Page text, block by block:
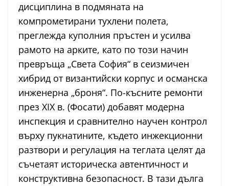
дисциплина в подмяната на
компрометирани тухлени полета,
преглежда куполния пръстен и усилва
рамото на арките, като по този начин
превръща „Света София“ в сеизмичен
хибрид от византийски корпус и османска
инженерна „броня“. По-късните ремонти
през XIX в. (Фосати) добавят модерна
инспекция и сравнително научен контрол
върху пукнатините, където инжекционни
разтвори и регулация на теглата целят да
съчетаят историческа автентичност и
конструктивна безопасност. В тази дълга